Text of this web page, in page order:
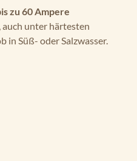
zu 60 Ampere
auch unter härtesten
in Süß- oder Salzwasser.